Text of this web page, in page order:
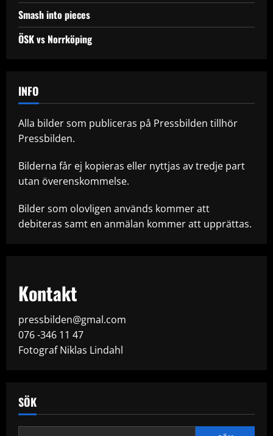
Smash into pieces
ÖSK vs Norrköping
INFO
Alla bilder som publiceras på Pressbilden tillhör
Pressbilden.
Bilderna får ej kopieras eller nyttjas av tredje part
utan överenskommelse.
Bilder som olovligen används kommer att
debiteras samt en anmälan kommer att upprättas.
Kontakt
pressbilden@gmal.com
076 -346 11 47
Fotograf Niklas Lindahl
SÖK